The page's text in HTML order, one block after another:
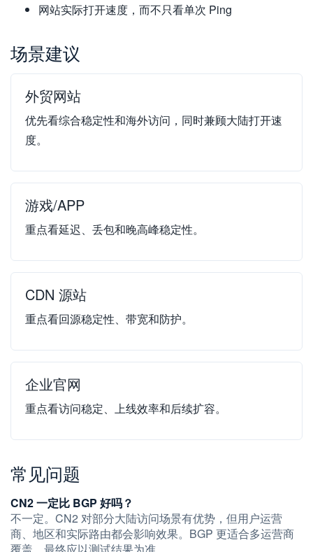
网站实际打开速度，而不只看单次 Ping
场景建议
外贸网站
优先看综合稳定性和海外访问，同时兼顾大陆打开速
度。
游戏/APP
重点看延迟、丢包和晚高峰稳定性。
CDN 源站
重点看回源稳定性、带宽和防护。
企业官网
重点看访问稳定、上线效率和后续扩容。
常见问题
CN2 一定比 BGP 好吗？
不一定。CN2 对部分大陆访问场景有优势，但用户运营
商、地区和实际路由都会影响效果。BGP 更适合多运营商